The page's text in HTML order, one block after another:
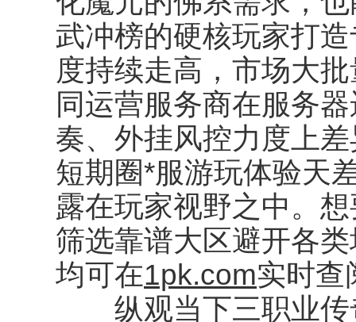
武冲榜的硬核玩家打
度持续走高，市场大
同运营服务商在服务
奏、外挂风控力度上
短期圈*服游玩体验天
露在玩家视野之中。
筛选靠谱大区避开各
均可在1pk.com实时查
纵观当下三职业传